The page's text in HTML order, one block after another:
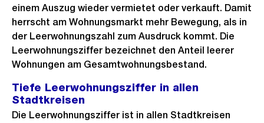
einem Auszug wieder vermietet oder verkauft. Damit
herrscht am Wohnungsmarkt mehr Bewegung, als in
der Leerwohnungszahl zum Ausdruck kommt. Die
Leerwohnungsziffer bezeichnet den Anteil leerer
Wohnungen am Gesamtwohnungsbestand.
Tiefe Leerwohnungsziffer in allen
Stadtkreisen
Die Leerwohnungsziffer ist in allen Stadtkreisen